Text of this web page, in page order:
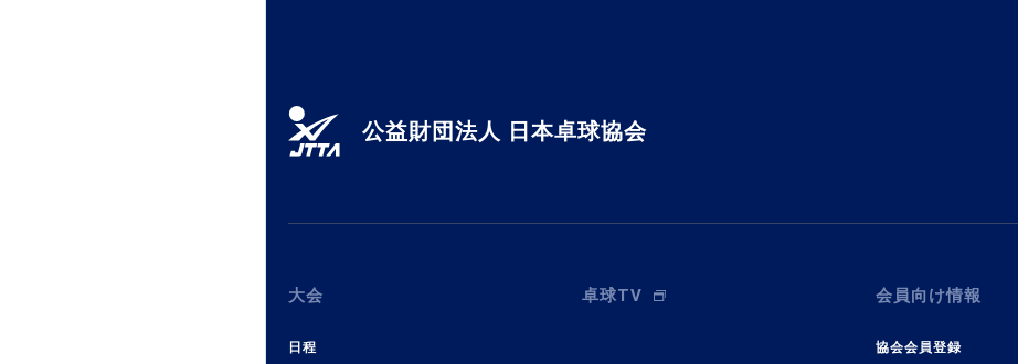
公益財団法人 日本卓球協会
大会
日程
卓球TV 会員向け情報
協会会員登録